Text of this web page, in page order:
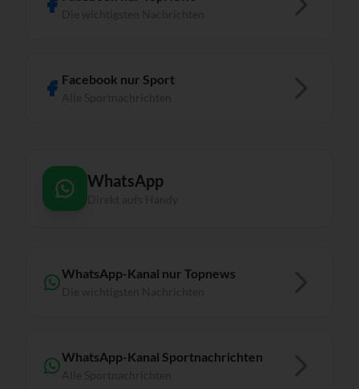
Facebook nur Sport
WhatsApp
WhatsApp-Kanal nur Topnews
WhatsApp-Kanal Sportnachrichten